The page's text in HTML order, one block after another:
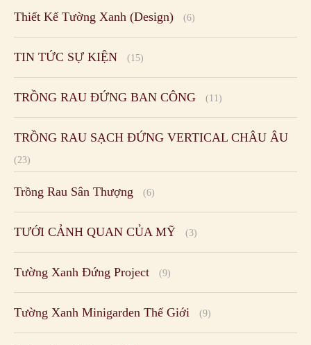
Thiết Kế Tường Xanh (Design) (6)
TIN TỨC SỰ KIỆN (15)
TRỒNG RAU ĐỨNG BAN CÔNG (11)
TRỒNG RAU SẠCH ĐỨNG VERTICAL CHÂU ÂU
(23)
Trồng Rau Sân Thượng (6)
TƯỚI CẢNH QUAN CỦA MỸ (3)
Tường Xanh Đứng Project (9)
Tường Xanh Minigarden Thế Giới (9)